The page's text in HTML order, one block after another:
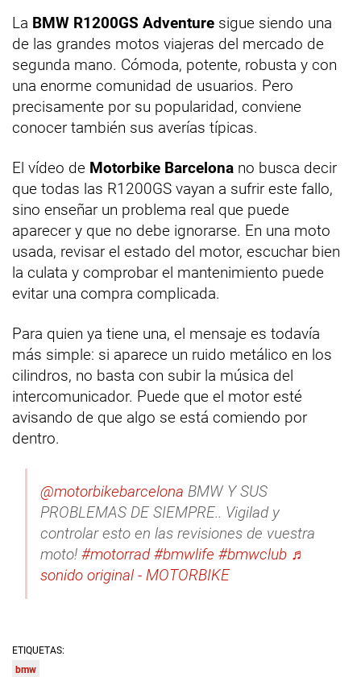
La BMW R1200GS Adventure sigue siendo una
de las grandes motos viajeras del mercado de
segunda mano. Cómoda, potente, robusta y con
una enorme comunidad de usuarios. Pero
precisamente por su popularidad, conviene
conocer también sus averías típicas.
El vídeo de Motorbike Barcelona no busca decir
que todas las R1200GS vayan a sufrir este fallo,
sino enseñar un problema real que puede
aparecer y que no debe ignorarse. En una moto
usada, revisar el estado del motor, escuchar bien
la culata y comprobar el mantenimiento puede
evitar una compra complicada.
Para quien ya tiene una, el mensaje es todavía
más simple: si aparece un ruido metálico en los
cilindros, no basta con subir la música del
intercomunicador. Puede que el motor esté
avisando de que algo se está comiendo por
dentro.
@motorbikebarcelona BMW Y SUS
PROBLEMAS DE SIEMPRE.. Vigilad y
controlar esto en las revisiones de vuestra
moto! #motorrad #bmwlife #bmwclub ♬
sonido original - MOTORBIKE
ETIQUETAS:
bmw